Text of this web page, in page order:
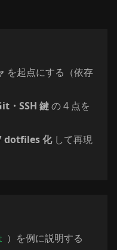
を起点にする（依存
・SSH 鍵の 4 点を
dotfiles 化して再現
）を例に説明する